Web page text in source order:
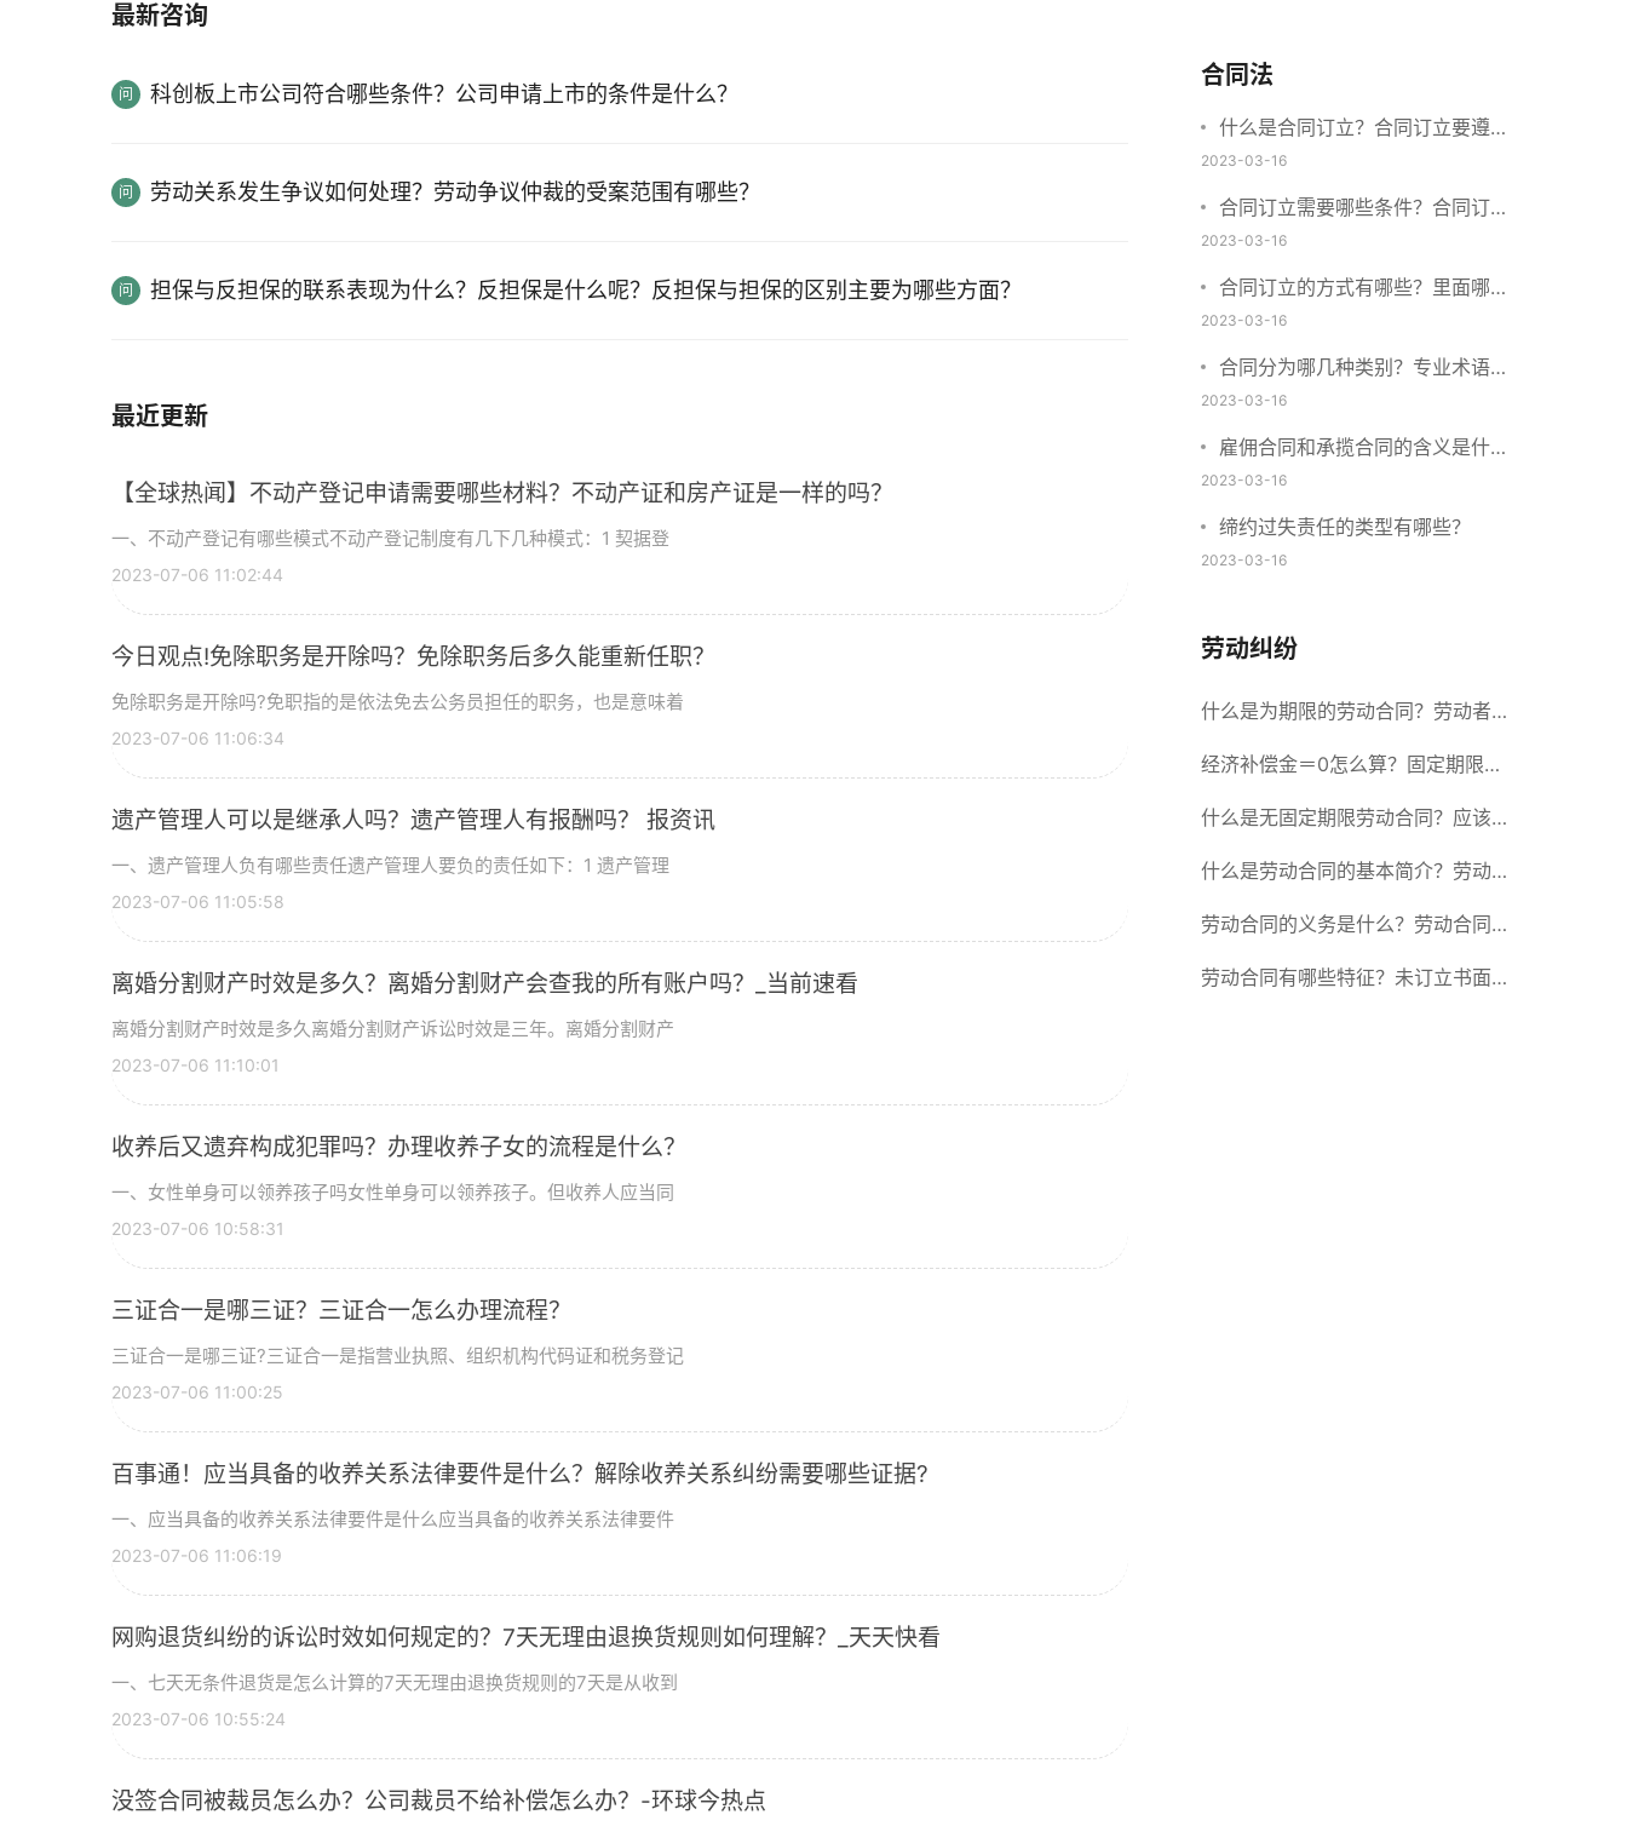
最新咨询
科创板上市公司符合哪些条件？公司申请上市的条件是什么？
劳动关系发生争议如何处理？劳动争议仲裁的受案范围有哪些？
担保与反担保的联系表现为什么？反担保是什么呢？反担保与担保的区别主要为哪些方面？
最近更新
【全球热闻】不动产登记申请需要哪些材料？不动产证和房产证是一样的吗？
一、不动产登记有哪些模式不动产登记制度有几下几种模式：1 契据登
2023-07-06 11:02:44
今日观点!免除职务是开除吗？免除职务后多久能重新任职？
免除职务是开除吗?免职指的是依法免去公务员担任的职务，也是意味着
2023-07-06 11:06:34
遗产管理人可以是继承人吗？遗产管理人有报酬吗？ 报资讯
一、遗产管理人负有哪些责任遗产管理人要负的责任如下：1 遗产管理
2023-07-06 11:05:58
离婚分割财产时效是多久？离婚分割财产会查我的所有账户吗？_当前速看
离婚分割财产时效是多久离婚分割财产诉讼时效是三年。离婚分割财产
2023-07-06 11:10:01
收养后又遗弃构成犯罪吗？办理收养子女的流程是什么？
一、女性单身可以领养孩子吗女性单身可以领养孩子。但收养人应当同
2023-07-06 10:58:31
三证合一是哪三证？三证合一怎么办理流程？
三证合一是哪三证?三证合一是指营业执照、组织机构代码证和税务登记
2023-07-06 11:00:25
百事通！应当具备的收养关系法律要件是什么？解除收养关系纠纷需要哪些证据?
一、应当具备的收养关系法律要件是什么应当具备的收养关系法律要件
2023-07-06 11:06:19
网购退货纠纷的诉讼时效如何规定的？7天无理由退换货规则如何理解？_天天快看
一、七天无条件退货是怎么计算的7天无理由退换货规则的7天是从收到
2023-07-06 10:55:24
没签合同被裁员怎么办？公司裁员不给补偿怎么办？-环球今热点
合同法
什么是合同订立？合同订立要遵守
什么原则？订立方式有哪些？
2023-03-16
合同订立需要哪些条件？合同订立
与合同成立有什么不同？
2023-03-16
合同订立的方式有哪些？里面哪些
内容、细节条款需要载明？
2023-03-16
合同分为哪几种类别？专业术语分
别是什么？
2023-03-16
雇佣合同和承揽合同的含义是什
么？怎么区分雇佣合同和承揽合
同？
2023-03-16
缔约过失责任的类型有哪些？
2023-03-16
劳动纠纷
什么是为期限的劳动合同？劳动者解
除合同的15种情形
经济补偿金＝0怎么算？固定期限劳
动合同又称什么？
什么是无固定期限劳动合同？应该怎
么解除或终止劳动合同？
什么是劳动合同的基本简介？劳动合
同的形式
劳动合同的义务是什么？劳动合同应
具备哪些条款？
劳动合同有哪些特征？未订立书面劳